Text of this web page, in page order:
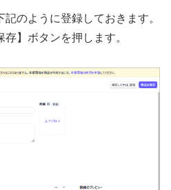
のように登録しておきます。
】ボタンを押します。